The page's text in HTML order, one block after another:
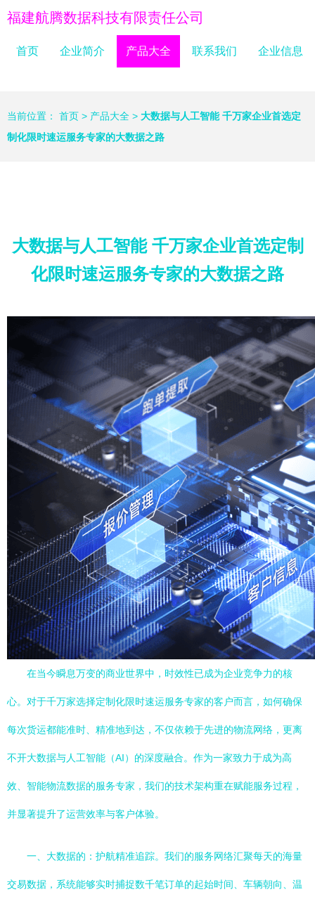
福建航腾数据科技有限责任公司
首页 企业简介 产品大全 联系我们 企业信息
当前位置： 首页 > 产品大全 > 大数据与人工智能 千万家企业首选定
制化限时速运服务专家的大数据之路
大数据与人工智能 千万家企业首选定制
化限时速运服务专家的大数据之路
在当今瞬息万变的商业世界中，时效性已成为企业竞争力的核
心。对于千万家选择定制化限时速运服务专家的客户而言，如何确保
每次货运都能准时、精准地到达，不仅依赖于先进的物流网络，更离
不开大数据与人工智能（AI）的深度融合。作为一家致力于成为高
效、智能物流数据的服务专家，我们的技术架构重在赋能服务过程，
并显著提升了运营效率与客户体验。
一、大数据的：护航精准追踪。我们的服务网络汇聚每天的海量
交易数据，系统能够实时捕捉数千笔订单的起始时间、车辆朝向、温